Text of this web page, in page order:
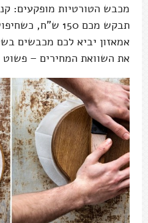
מכבש הטורטיות מופקעים:
תבקש מכם 150
אמאזון יביא לכם מכבשים
את השוואת המחירים – פשוט